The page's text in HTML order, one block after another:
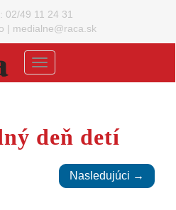
02/49 11 24 31
| medialne@raca.sk
Menu
deň detí
Nasledujúci →